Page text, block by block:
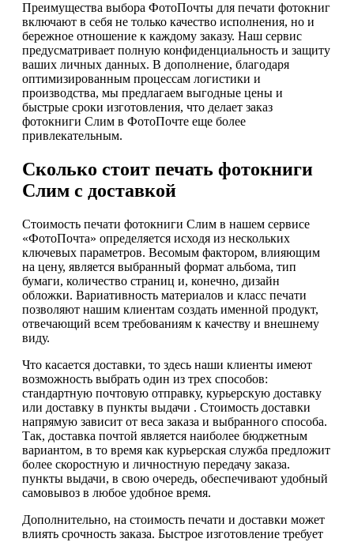
Преимущества выбора ФотоПочты для печати фотокниг
включают в себя не только качество исполнения, но и
бережное отношение к каждому заказу. Наш сервис
предусматривает полную конфиденциальность и защиту
ваших личных данных. В дополнение, благодаря
оптимизированным процессам логистики и
производства, мы предлагаем выгодные цены и
быстрые сроки изготовления, что делает заказ
фотокниги Слим в ФотоПочте еще более
привлекательным.
Сколько стоит печать фотокниги
Слим с доставкой
Стоимость печати фотокниги Слим в нашем сервисе
«ФотоПочта» определяется исходя из нескольких
ключевых параметров. Весомым фактором, влияющим
на цену, является выбранный формат альбома, тип
бумаги, количество страниц и, конечно, дизайн
обложки. Вариативность материалов и класс печати
позволяют нашим клиентам создать именной продукт,
отвечающий всем требованиям к качеству и внешнему
виду.
Что касается доставки, то здесь наши клиенты имеют
возможность выбрать один из трех способов:
стандартную почтовую отправку, курьерскую доставку
или доставку в пункты выдачи . Стоимость доставки
напрямую зависит от веса заказа и выбранного способа.
Так, доставка почтой является наиболее бюджетным
вариантом, в то время как курьерская служба предложит
более скоростную и личностную передачу заказа.
пункты выдачи, в свою очередь, обеспечивают удобный
самовывоз в любое удобное время.
Дополнительно, на стоимость печати и доставки может
влиять срочность заказа. Быстрое изготовление требует